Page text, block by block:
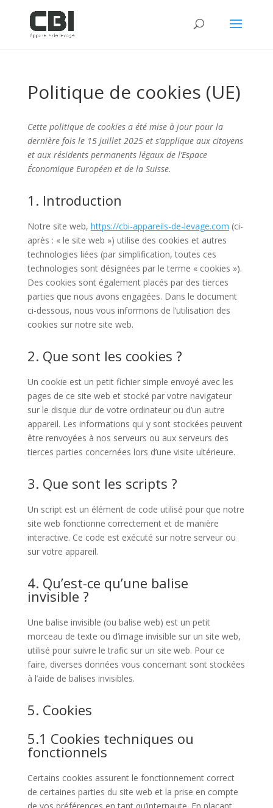
Politique de cookies (UE)
Cette politique de cookies a été mise à jour pour la
dernière fois le 15 juillet 2025 et s’applique aux citoyens
et aux résidents permanents légaux de l’Espace
Économique Européen et de la Suisse.
1. Introduction
Notre site web, https://cbi-appareils-de-levage.com (ci-
après : « le site web ») utilise des cookies et autres
technologies liées (par simplification, toutes ces
technologies sont désignées par le terme « cookies »).
Des cookies sont également placés par des tierces
parties que nous avons engagées. Dans le document
ci-dessous, nous vous informons de l’utilisation des
cookies sur notre site web.
2. Que sont les cookies ?
Un cookie est un petit fichier simple envoyé avec les
pages de ce site web et stocké par votre navigateur
sur le disque dur de votre ordinateur ou d’un autre
appareil. Les informations qui y sont stockées peuvent
être renvoyées à nos serveurs ou aux serveurs des
tierces parties concernées lors d’une visite ultérieure.
3. Que sont les scripts ?
Un script est un élément de code utilisé pour que notre
site web fonctionne correctement et de manière
interactive. Ce code est exécuté sur notre serveur ou
sur votre appareil.
4. Qu’est-ce qu’une balise
invisible ?
Une balise invisible (ou balise web) est un petit
morceau de texte ou d’image invisible sur un site web,
utilisé pour suivre le trafic sur un site web. Pour ce
faire, diverses données vous concernant sont stockées
à l’aide de balises invisibles.
5. Cookies
5.1 Cookies techniques ou
fonctionnels
Certains cookies assurent le fonctionnement correct
de certaines parties du site web et la prise en compte